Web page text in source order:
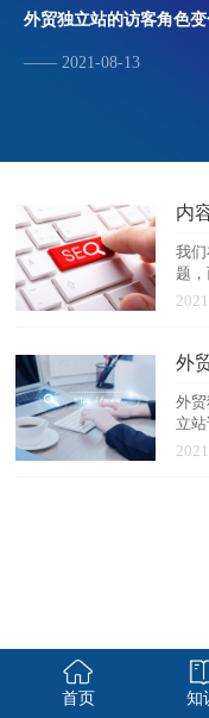
外贸独立站的访客角色
—— 2021-08-13
内
我
题
外
外
立
首页 知